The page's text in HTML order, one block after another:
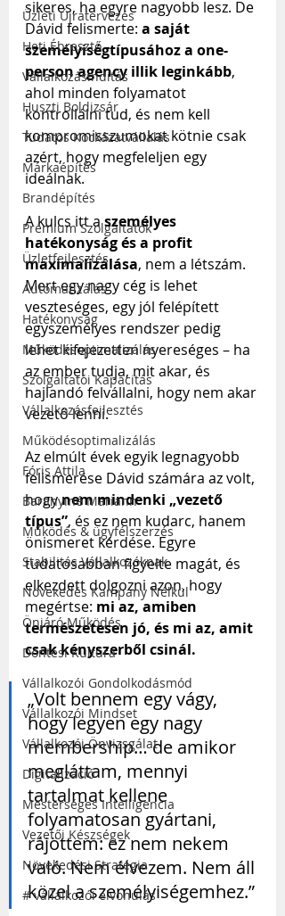
Üzleti Újratervezés
Heti Ébresztő
Vállalkozásindítás
Huszti Boldizsár
Tudatos Kockázatvállalás
Márkaépítés
Brandépítés
Prémium Szolgáltatók
Üzletfejlesztés
Automatizálás
Hatékonyság
Működésoptimalizálás
Szolgáltatói Kapacitás
Vállalkozásfejlesztés
Működésoptimalizálás
Fóris Attila
Baranyiné Mariann
Működés & ügyfélszerzés
Stabilitás Vállalkozóknak
Növekedés Kampány Nélkül
Önjáró Működés
Döntési Kultúra
Vállalkozói Gondolkodásmód
Vállalkozói Mindset
Vállalkozói Önvizsgálat
Digitalizáció
Mesterséges Intelligencia
Vezetői Készségek
Növekedési Stratégia
# vállalkozói elvonulás
sikeres, ha egyre nagyobb lesz. De
Dávid felismerte: a saját
személyiségtípusához a one-
person agency illik leginkább,
ahol minden folyamatot
kontrollálni tud, és nem kell
kompromisszumokat kötnie csak
azért, hogy megfeleljen egy
ideálnak.
A kulcs itt a személyes
hatékonyság és a profit
maximalizálása, nem a létszám.
Mert egy nagy cég is lehet
veszteséges, egy jól felépített
egyszemélyes rendszer pedig
lehet kifejezetten nyereséges – ha
az ember tudja, mit akar, és
hajlandó felvállalni, hogy nem akar
vezető lenni.
Az elmúlt évek egyik legnagyobb
felismerése Dávid számára az volt,
hogy nem mindenki „vezető
típus”, és ez nem kudarc, hanem
önismeret kérdése. Egyre
tudatosabban figyelte magát, és
elkezdett dolgozni azon, hogy
megértse: mi az, amiben
természetesen jó, és mi az, amit
csak kényszerből csinál.
„Volt bennem egy vágy,
hogy legyen egy nagy
membership… de amikor
megláttam, mennyi
tartalmat kellene
folyamatosan gyártani,
rájöttem: ez nem nekem
való. Nem élvezem. Nem áll
közel a személyiségemhez.”